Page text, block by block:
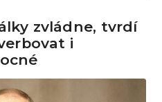
zvládne, tvrdí
i